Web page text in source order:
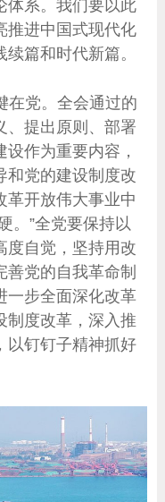
体系。我们要以此
推进中国式现代化
篇和时代新篇。
在党。全会通过的
、提出原则、部署
作为重要内容，
和党的建设制度改
革开放伟大事业中
。”全党要保持以
度自觉，坚持用改
党的自我革命制
一步全面深化改革
制度改革，深入推
以钉钉子精神抓好